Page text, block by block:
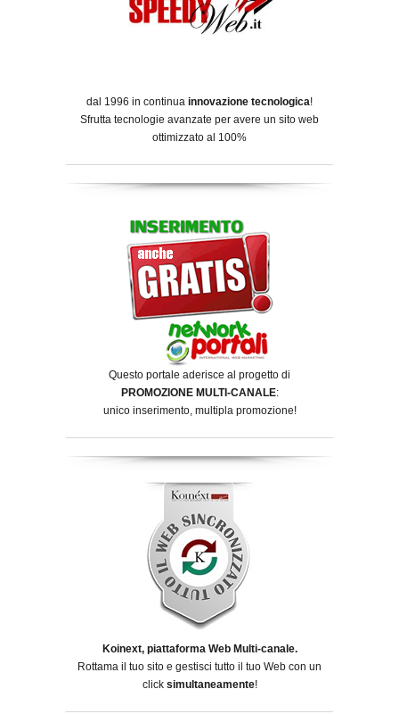
dal 1996 in continua innovazione tecnologica!
Sfrutta tecnologie avanzate per avere un sito web
ottimizzato al 100%
Questo portale aderisce al progetto di
PROMOZIONE MULTI-CANALE:
unico inserimento, multipla promozione!
Koinext, piattaforma Web Multi-canale.
Rottama il tuo sito e gestisci tutto il tuo Web con un
click simultaneamente!